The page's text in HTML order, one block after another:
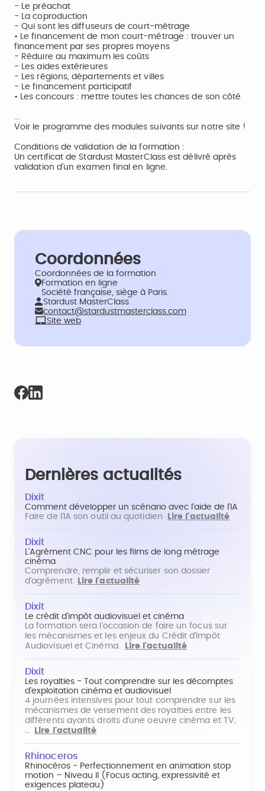
- Le préachat
- La coproduction
- Qui sont les diffuseurs de court-métrage
• Le financement de mon court-métrage : trouver un
financement par ses propres moyens
- Réduire au maximum les coûts
- Les aides extérieures
- Les régions, départements et villes
- Le financement participatif
• Les concours : mettre toutes les chances de son côté
...
Voir le programme des modules suivants sur notre site !
Conditions de validation de la formation :
Un certificat de Stardust MasterClass est délivré après
validation d’un examen final en ligne.
Coordonnées
Coordonnées de la formation
Formation en ligne
Société française, siège à Paris.
Stardust MasterClass
contact@stardustmasterclass.com
Site web
Dernières actualités
Dixit
Comment développer un scénario avec l'aide de l'IA
Faire de l'IA son outil au quotidien
Lire l'actualité
Dixit
L'Agrément CNC pour les films de long métrage
cinéma
Comprendre, remplir et sécuriser son dossier
d'agrément
Lire l'actualité
Dixit
Le crédit d'impôt audiovisuel et cinéma
La formation sera l'occasion de faire un focus sur
les mécanismes et les enjeux du Crédit d'Impôt
Audiovisuel et Cinéma.
Lire l'actualité
Dixit
Les royalties - Tout comprendre sur les décomptes
d'exploitation cinéma et audiovisuel
4 journées intensives pour tout comprendre sur les
mécanismes de versement des royalties entre les
différents ayants droits d'une oeuvre cinéma et TV,
…
Lire l'actualité
Rhinoceros
Rhinocéros - Perfectionnement en animation stop
motion – Niveau II (Focus acting, expressivité et
exigences plateau)